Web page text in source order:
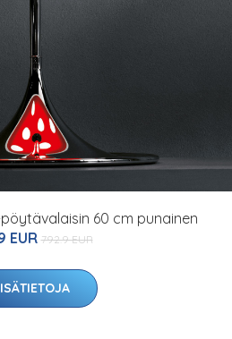
60 cm punainen
EUR 792.9 EUR